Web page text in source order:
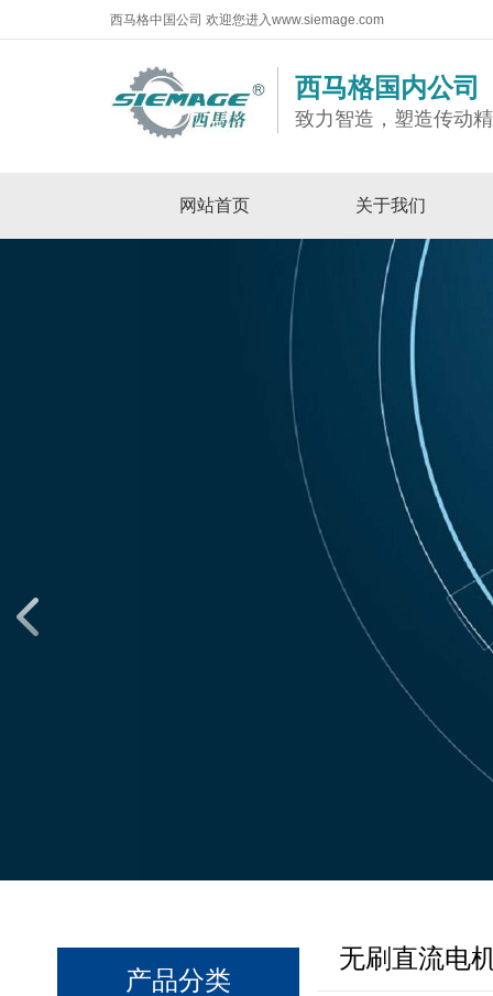
西马格中国公司 欢迎您进入www.siemage.com
西马格国内公司
致力智造，塑造传动
网站首页 关于我们
产品分类
无刷直流电